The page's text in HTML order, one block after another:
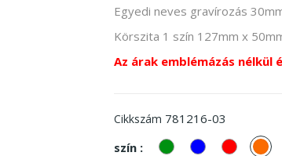
Egyedi neves gravírozás
Körszita 1 szín 127mm x
Az árak emblémázás nélkül
Cikkszám 781216-03
szín :
zöld kek piros